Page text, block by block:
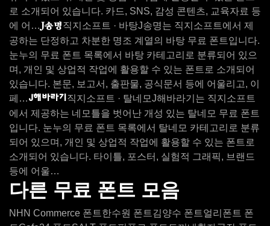
로 소개되어 있습니다. 카드, SNS, 감성 콘텐츠, 교육자료 등
에 어…J송명직지소프트 · 바탕J송명는 직지소프트에서 제
공하는 단정하고 차분한 명조 계열의 바탕 무료 폰트입니다.
눈누의 무료 폰트 목록에서 바탕 카테고리로 분류되어 있으
며, 개인 및 상업적 작업에 활용할 수 있는 폰트로 소개되어
있습니다. 본문, 보고서, 출판물, 공식문서 등에 어울리고, 이
페…J해바라기직지소프트 · 탈네모J해바라기는 직지소프트
에서 제공하는 네모틀을 벗어난 개성 있는 탈네모 무료 폰트
입니다. 눈누의 무료 폰트 목록에서 탈네모 카테고리로 분류
되어 있으며, 개인 및 상업적 작업에 활용할 수 있는 폰트로
소개되어 있습니다. 타이틀, 포스터, 실험적 그래픽, 브랜드
등에 어울…
다른 무료 폰트 모음
NHN Commerce 폰트 한수원 폰트 김양수 폰트 얼리폰트 폰